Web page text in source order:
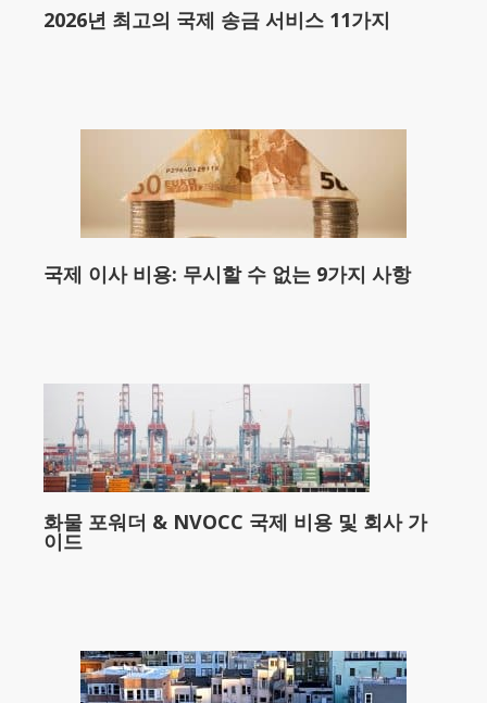
2026년 최고의 국제 송금 서비스 11가지
국제 이사 비용: 무시할 수 없는 9가지 사항
화물 포워더 & NVOCC 국제 비용 및 회사 가
이드